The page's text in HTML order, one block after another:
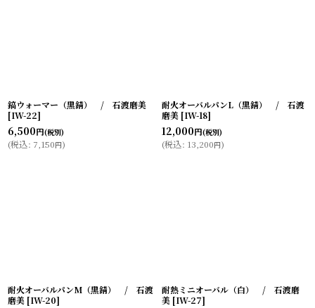
鎬ウォーマー（黒錆） / 石渡磨美
[IW-22]
6,500円(税別)
(税込: 7,150円)
耐火オーバルパンL（黒錆） / 石渡
磨美 [IW-18]
12,000円(税別)
(税込: 13,200円)
耐火オーバルパンM（黒錆） / 石渡
磨美 [IW-20]
耐熱ミニオーバル（白） / 石渡磨
美 [IW-27]